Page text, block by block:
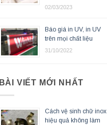
02/03/2023
Báo giá in UV, in UV
trên mọi chất liệu
31/10/2022
BÀI VIẾT MỚI NHẤT
Cách vệ sinh chữ inox
hiệu quả không làm